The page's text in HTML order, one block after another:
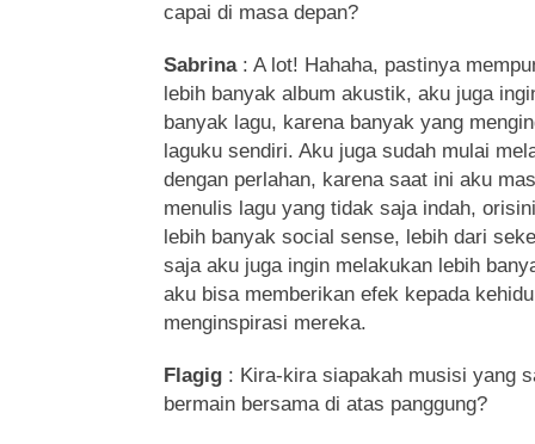
capai di masa depan?
Sabrina: A lot! Hahaha, pastinya
lebih banyak album akustik, aku juga
banyak lagu, karena banyak yang
laguku sendiri. Aku juga sudah mulai
dengan perlahan, karena saat ini aku
menulis lagu yang tidak saja indah,
lebih banyak social sense, lebih dari
saja aku juga ingin melakukan lebih
aku bisa memberikan efek kepada
menginspirasi mereka.
Flagig : Kira-kira siapakah musisi yang
bermain bersama di atas panggung?